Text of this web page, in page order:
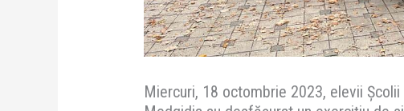
Miercuri, 18 octombrie 2023, elevii Școlii